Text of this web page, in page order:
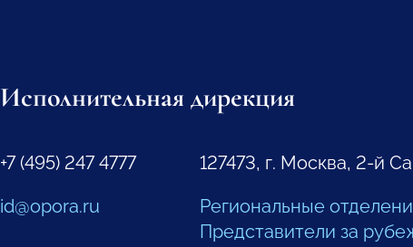
Исполнительная дирекция
+7 (495) 247 4777
id@opora.ru
127473, г. Москва, 2-й
Региональные
Представители за